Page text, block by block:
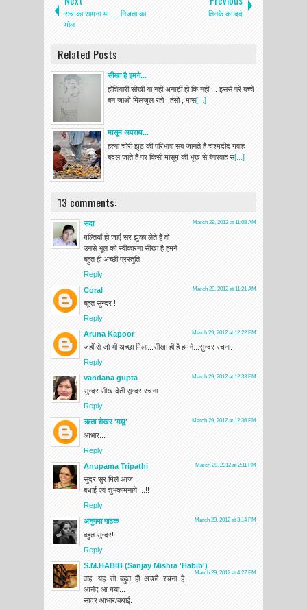
सच का सामना या .....निजता का
मोल
तिनके का दर्द
Related Posts
सीखा है हमने...
होशियारी सीखी या नहीं अनाड़ी हो कि नहीं ... इससे परे बच्चे
बन जाओ मिलजुल रहो , हंसो , मास[...]
मासूम अपराध...
हत्या चोरी झूठ की परिभाषा सब जानते हैं चश्मदीद गवाह
बदल जाते हैं पर किसी मासूम की भूख से बेपरवाह स[...]
13 comments:
सदा March 29, 2012 at 11:08 AM
ग़ल्तियाँ हो जाएँ सर झुका लेते हैं वो
उनसे भूल को स्वीकारना सीखा है हमने
बहुत ही अच्‍छी प्रस्‍तुति।
Reply
Coral
March 29, 2012 at 11:21 AM
बहुत सुन्दर !
Reply
Aruna Kapoor
March 29, 2012 at 12:22 PM
जहाँ से जो भी अच्छा मिला...सीखा ही है हमने...सुन्दर रचना.
Reply
vandana gupta
March 29, 2012 at 12:33 PM
सुन्दर सीख देती सुन्दर रचना
Reply
ऋता शेखर 'मधु'
March 29, 2012 at 12:36 PM
आभार...
Reply
Anupama Tripathi
March 29, 2012 at 2:11 PM
सुंदर सुर मिले आज ...
बधाई एवं शुभकामनायें ...!!
Reply
अनुपमा पाठक
March 29, 2012 at 3:14 PM
बहुत सुन्दर!
Reply
S.M.HABIB (Sanjay Mishra 'Habib')
March 29, 2012 at 4:27 PM
वाह! यह तो बहुत ही अच्छी रचना है...
आनंद आ गया...
सादर आभार/बधाई.